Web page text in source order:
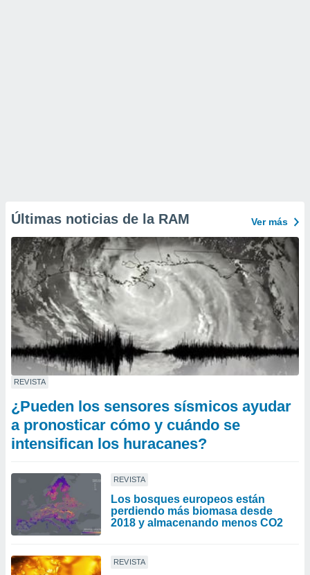
Últimas noticias de la RAM Ver más
REVISTA
¿Pueden los sensores sísmicos ayudar
a pronosticar cómo y cuándo se
intensifican los huracanes?
REVISTA
Los bosques europeos están
perdiendo más biomasa desde
2018 y almacenando menos CO2
REVISTA